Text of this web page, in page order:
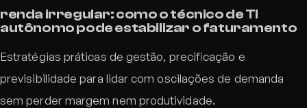
renda irregular: como o técnico de TI
autônomo pode estabilizar o faturamento
Estratégias práticas de gestão, precificação e
previsibilidade para lidar com oscilações de demanda
sem perder margem nem produtividade.